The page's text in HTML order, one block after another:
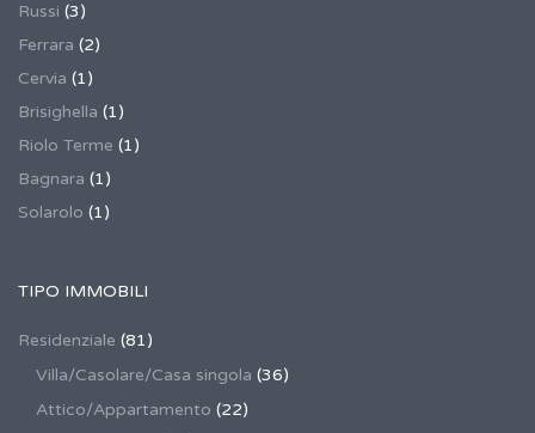
Russi (3)
Ferrara (2)
Cervia (1)
Brisighella (1)
Riolo Terme (1)
Bagnara (1)
Solarolo (1)
TIPO IMMOBILI
Residenziale (81)
Villa/Casolare/Casa singola (36)
Attico/Appartamento (22)